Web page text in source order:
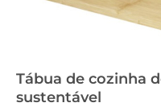
Tábua de cozinha
sustentável